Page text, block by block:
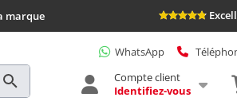
marque
WhatsApp
Compte client
Identifiez-vous